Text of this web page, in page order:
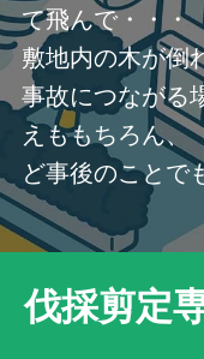
て飛んで・・・
敷地内の木が倒
事故につながる
えももちろん
ど事後のことで
伐採剪定